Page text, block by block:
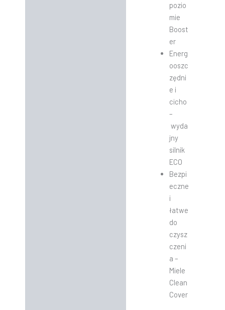
pozio
mie
Boost
er
Energ
ooszc
zędni
e i
cicho
–
wyda
jny
silnik
ECO
Bezpi
eczne
i
łatwe
do
czysz
czeni
a –
Miele
Clean
Cover